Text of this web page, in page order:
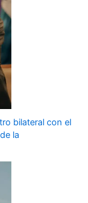
bilateral con el
la